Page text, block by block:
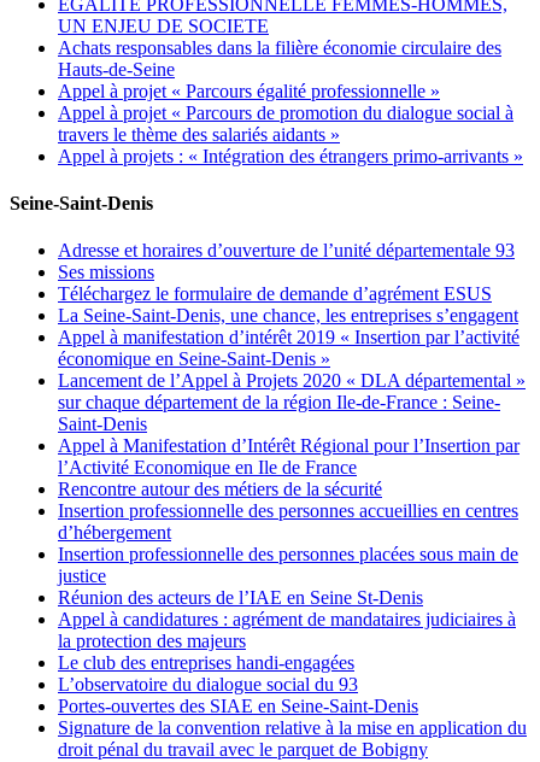
UN ENJEU DE SOCIETE
Achats responsables dans la filière économie circulaire des
Hauts-de-Seine
Appel à projet « Parcours égalité professionnelle »
Appel à projet « Parcours de promotion du dialogue social à
travers le thème des salariés aidants »
Appel à projets : « Intégration des étrangers primo-arrivants »
Seine-Saint-Denis
Adresse et horaires d’ouverture de l’unité départementale 93
Ses missions
Téléchargez le formulaire de demande d’agrément ESUS
La Seine-Saint-Denis, une chance, les entreprises s’engagent
Appel à manifestation d’intérêt 2019 « Insertion par l’activité
économique en Seine-Saint-Denis »
Lancement de l’Appel à Projets 2020 « DLA départemental »
sur chaque département de la région Ile-de-France : Seine-
Saint-Denis
Appel à Manifestation d’Intérêt Régional pour l’Insertion par
l’Activité Economique en Ile de France
Rencontre autour des métiers de la sécurité
Insertion professionnelle des personnes accueillies en centres
d’hébergement
Insertion professionnelle des personnes placées sous main de
justice
Réunion des acteurs de l’IAE en Seine St-Denis
Appel à candidatures : agrément de mandataires judiciaires à
la protection des majeurs
Le club des entreprises handi-engagées
L’observatoire du dialogue social du 93
Portes-ouvertes des SIAE en Seine-Saint-Denis
Signature de la convention relative à la mise en application du
droit pénal du travail avec le parquet de Bobigny